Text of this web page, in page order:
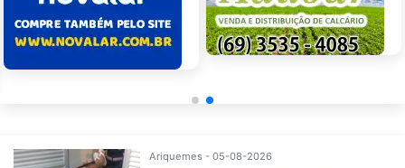
Ariquemes - 05-08-2026